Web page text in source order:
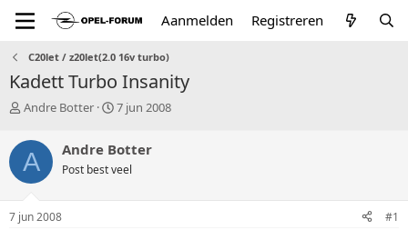
Aanmelden Registreren
C20let / z20let(2.0 16v turbo)
Kadett Turbo Insanity
T
p
c
s
a
Andre Botter
S
r
t
a
7 jun 2008
A Andre Botter
Post best veel
7 jun 2008 #1